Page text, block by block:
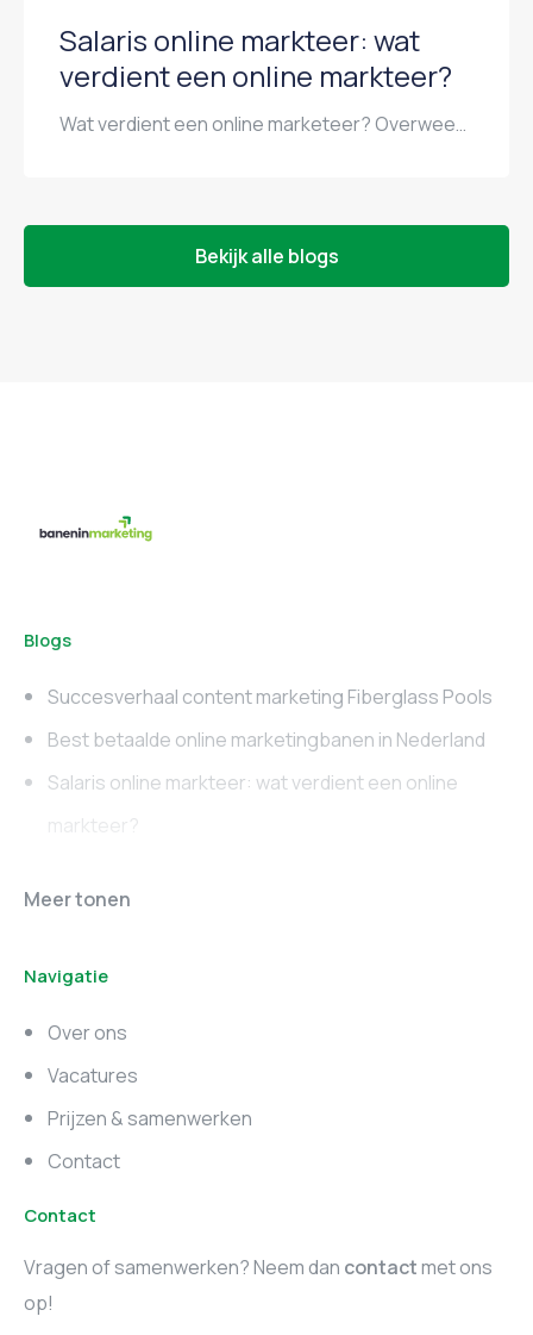
Salaris online markteer: wat
verdient een online markteer?
Wat verdient een online marketeer? Overweeg je een carrière als online marketeer of ben je benieuwd of jouw huidige salaris marktconform is? In dit artikel duiken we in de salarissen van online marketeers in Nederland. Wat kun je verwachten als starter, wat verdien je als senior, en welke factoren spelen een rol bij het bepalen […]
Bekijk alle blogs
Blogs
Succesverhaal content marketing Fiberglass Pools
Best betaalde online marketingbanen in Nederland
Salaris online markteer: wat verdient een online
markteer?
Online marketing
Marketing vacatures
Zuid-Holland
Marketing vacatures
Utrecht
Meer tonen
Navigatie
Over ons
Vacatures
Prijzen & samenwerken
Contact
Contact
Vragen of samenwerken? Neem dan contactmet ons
op!